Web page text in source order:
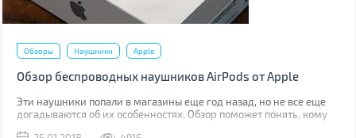
Обзоры Наушники Apple
Обзор беспроводных наушников AirPods от Apple
Эти наушники попали в магазины еще год назад, но не все еще
догадываются об их особенностях. Обзор поможет понять, кому